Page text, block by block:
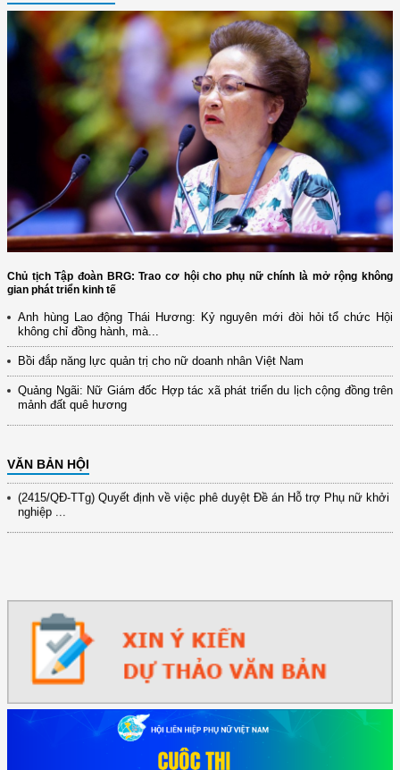
Chủ tịch Tập đoàn BRG: Trao cơ hội cho phụ nữ chính là mở rộng không
gian phát triển kinh tế
Anh hùng Lao động Thái Hương: Kỷ nguyên mới đòi hỏi tổ chức Hội
không chỉ đồng hành, mà...
Bồi đắp năng lực quản trị cho nữ doanh nhân Việt Nam
Quảng Ngãi: Nữ Giám đốc Hợp tác xã phát triển du lịch cộng đồng trên
mảnh đất quê hương
VĂN BẢN HỘI
(12/TB-HĐKH) V/v đăng ký, đề xuất nhiệm vụ Khoa học, công nghệ và
đổi mới ...
(898/KH/ĐCT) Kế hoạch thực hiện Quyết định số 2415/QĐ-TTg ngày
31/10/2025 ...
(417/QĐ-BNNMT) Quyết định phê duyệt Chương trình mục tiêu quốc gia
xây dựng ...
9/9/2025 của Bộ ...
(2415/QĐ-TTg) Quyết định về việc phê duyệt Đề án Hỗ trợ Phụ nữ khởi
nghiệp ...